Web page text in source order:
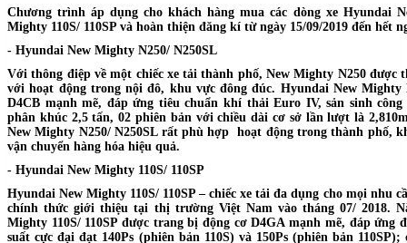
Chương trình áp dụng cho khách hàng mua các dòng xe Hyundai
Mighty 110S/ 110SP và hoàn thiện đăng kí từ ngày 15/09/2019 đến hết
- Hyundai New Mighty N250/ N250SL
Với thông điệp về một chiếc xe tải thành phố, New Mighty N250
với hoạt động trong nội đô, khu vực đông đúc. Hyundai New Mighty
D4CB mạnh mẽ, đáp ứng tiêu chuẩn khí thải Euro IV, sản sinh
phân khúc 2,5 tấn, 02 phiên bản với chiều dài cơ sở lần lượt là
New Mighty N250/ N250SL rất phù hợp hoạt động trong thành phố,
vận chuyển hàng hóa hiệu quả.
- Hyundai New Mighty 110S/ 110SP
Hyundai New Mighty 110S/ 110SP – chiếc xe tải đa dụng cho mọi nhu
chính thức giới thiệu tại thị trường Việt Nam vào tháng 07/ 2018.
Mighty 110S/ 110SP được trang bị động cơ D4GA mạnh mẽ, đáp
suất cực đại đạt 140Ps (phiên bản 110S) và 150Ps (phiên bản